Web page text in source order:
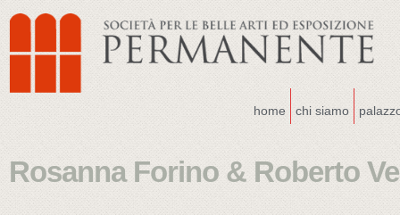
home chi siamo
Rosanna Forino & Roberto